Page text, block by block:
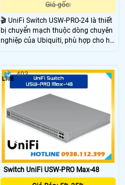
Giá gốc:
🎬 UniFi Switch USW-PRO-24 là thiết
bị chuyển mạch thuộc dòng chuyên
nghiệp của Ubiquiti, phù hợp cho hệ
thống mạng doanh nghiệp vừa và
quản lý thông minh qua UniFi
Controller, thiết bị này mang đến sự
ổn định và hiệu suất cao trong môi
trường làm việc chuyên nghiệp
Switch UniFi USW-PRO Max-48
403